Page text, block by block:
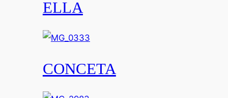
ELLA
CONCETA